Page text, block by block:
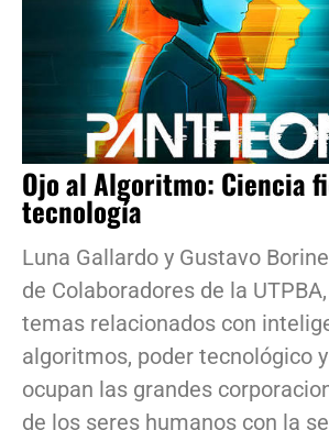
Ojo al Algoritmo: Ciencia
tecnología
Luna Gallardo y Gustavo
de Colaboradores de la
temas relacionados con
algoritmos, poder tecnológico
ocupan las grandes
de los seres humanos con la